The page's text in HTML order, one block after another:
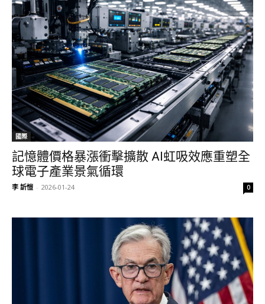
國際
記憶體價格暴漲衝擊擴散 AI虹吸效應重塑全
球電子產業景氣循環
李 訢愷 - 2026-01-24 0